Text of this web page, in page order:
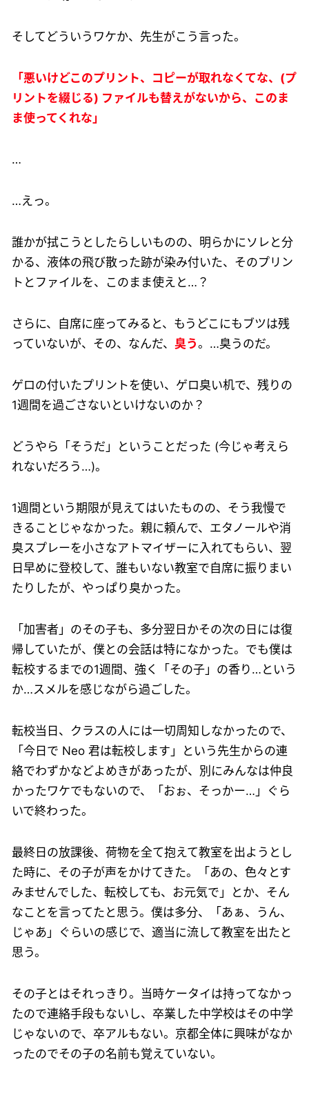
そしてどういうワケか、先生がこう言った。
「悪いけどこのプリント、コピーが取れなくてな、(プ
リントを綴じる) ファイルも替えがないから、このま
ま使ってくれな」
…
…えっ。
誰かが拭こうとしたらしいものの、明らかにソレと分
かる、液体の飛び散った跡が染み付いた、そのプリン
トとファイルを、このまま使えと…？
さらに、自席に座ってみると、もうどこにもブツは残
っていないが、その、なんだ、 臭う。…臭うのだ。
ゲロの付いたプリントを使い、ゲロ臭い机で、残りの
1週間を過ごさないといけないのか？
どうやら「そうだ」ということだった (今じゃ考えら
れないだろう…)。
1週間という期限が見えてはいたものの、そう我慢で
きることじゃなかった。親に頼んで、エタノールや消
臭スプレーを小さなアトマイザーに入れてもらい、翌
日早めに登校して、誰もいない教室で自席に振りまい
たりしたが、やっぱり臭かった。
「加害者」のその子も、多分翌日かその次の日には復
帰していたが、僕との会話は特になかった。でも僕は
転校するまでの1週間、強く「その子」の香り…という
か…スメルを感じながら過ごした。
転校当日、クラスの人には一切周知しなかったので、
「今日で Neo 君は転校します」という先生からの連
絡でわずかなどよめきがあったが、別にみんなは仲良
かったワケでもないので、「おぉ、そっかー…」ぐら
いで終わった。
最終日の放課後、荷物を全て抱えて教室を出ようとし
た時に、その子が声をかけてきた。「あの、色々とす
みませんでした、転校しても、お元気で」とか、そん
なことを言ってたと思う。僕は多分、「あぁ、うん、
じゃあ」ぐらいの感じで、適当に流して教室を出たと
思う。
その子とはそれっきり。当時ケータイは持ってなかっ
たので連絡手段もないし、卒業した中学校はその中学
じゃないので、卒アルもない。京都全体に興味がなか
ったのでその子の名前も覚えていない。